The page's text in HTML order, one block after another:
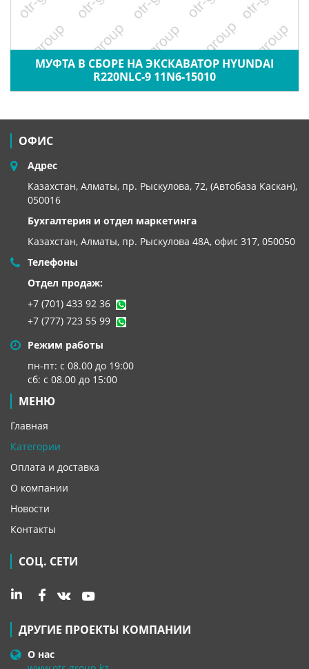
МУФТА В СБОРЕ НА ЭКСКАВАТОР HYUNDAI
R220NLC-9 11N6-15010
ОФИС
Адрес
Казахстан, Алматы, пр. Рыскулова, 72, (Автобаза Каскан),
050016
Бухгалтерия и отдел маркетинга
Казахстан, Алматы, пр. Рыскулова 48А, офис 317, 050050
Телефоны
Отдел продаж:
+7 (701) 433 92 36
+7 (777) 723 55 99
Режим работы
пн-пт: с 08.00 до 19:00
сб: с 08.00 до 15:00
МЕНЮ
Главная
Категории
Оплата и доставка
О компании
Новости
Контакты
СОЦ. СЕТИ
ДРУГИЕ ПРОЕКТЫ КОМПАНИИ
О нас